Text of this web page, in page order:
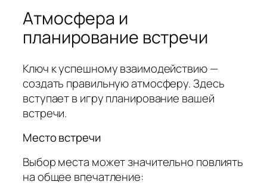
Атмосфера и
планирование встречи
Ключ к успешному взаимодействию —
создать правильную атмосферу. Здесь
вступает в игру планирование вашей
встречи.
Место встречи
Выбор места может значительно повлиять
на общее впечатление: